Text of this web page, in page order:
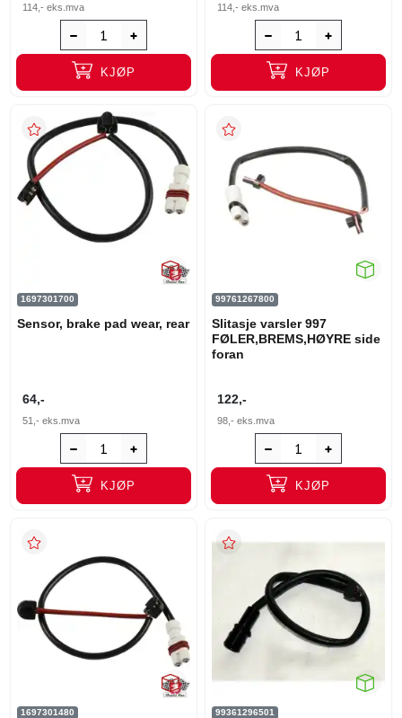
114,- eks.mva
KJØP
114,- eks.mva
KJØP
1697301700
Sensor, brake pad wear, rear
64,-
51,- eks.mva
KJØP
99761267800
Slitasje varsler 997
FØLER,BREMS,HØYRE side
foran
122,-
98,- eks.mva
KJØP
1697301480 99361296501